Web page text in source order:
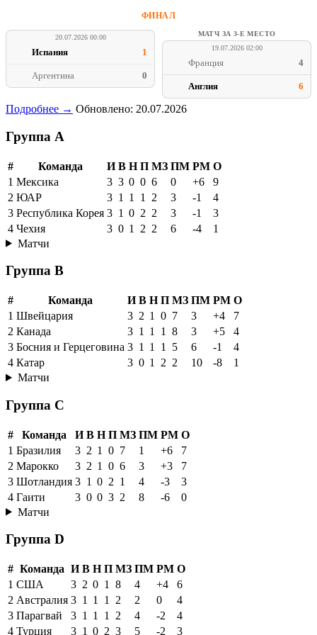
ФИНАЛ
20.07.2026 00:00
Испания 1
Аргентина 0
МАТЧ ЗА 3-Е МЕСТО
19.07.2026 02:00
Франция 4
Англия 6
Подробнее → Обновлено: 20.07.2026
Группа A
# Команда И В Н П МЗ ПМ РМ О
1 Мексика 3 3 0 0 6 0 +6
9
2 ЮАР 3 1 1 1 2 3 -1
4
3 Республика Корея 3 1 0 2 2 3 -1
3
4 Чехия 3 0 1 2 2 6 -4
1
Матчи
Группа B
# Команда И В Н П МЗ ПМ РМ О
1 Швейцария 3 2 1 0 7 3 +4
7
2 Канада 3 1 1 1 8 3 +5
4
3 Босния и Герцеговина 3 1 1 1 5 6 -1
4
4 Катар 3 0 1 2 2 10 -8
1
Матчи
Группа C
# Команда И В Н П МЗ ПМ РМ О
1 Бразилия 3 2 1 0 7 1 +6
7
2 Марокко 3 2 1 0 6 3 +3
7
3 Шотландия 3 1 0 2 1 4 -3
3
4 Гаити 3 0 0 3 2 8 -6
0
Матчи
Группа D
# Команда И В Н П МЗ ПМ РМ О
1 США 3 2 0 1 8 4 +4
6
2 Австралия 3 1 1 1 2 2 0
4
3 Парагвай 3 1 1 1 2 4 -2
4
4 Турция 3 1 0 2 3 5 -2 3